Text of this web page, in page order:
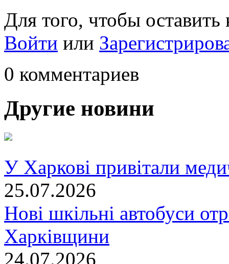
Для того, чтобы
Войти или
0 комментариев
Другие новини
У Харкові привітали
25.07.2026
Нові шкільні автобуси
Харківщини
24.07.2026